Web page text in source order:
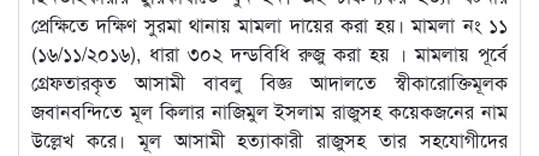
প্রেক্ষিতে দক্ষিণ সুরমা থানায় মামলা দায়ের করা হয়। মামলা নং ১১
(১৬/১১/২০১৬), ধারা ৩০২ দন্ডবিধি রুজু করা হয় । মামলায় পূর্বে
গ্রেফতারকৃত আসামী বাবলু বিজ্ঞ আদালতে স্বীকারোক্তিমূলক
জবানবন্দিতে মূল কিলার নাজিমুল ইসলাম রাজুসহ কয়েকজনের নাম
উল্লেখ করে। মূল আসামী হত্যাকারী রাজুসহ তার সহযোগীদের